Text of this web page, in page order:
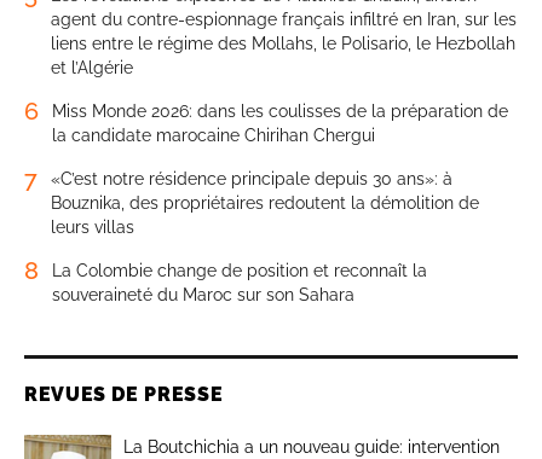
agent du contre-espionnage français infiltré en Iran, sur les
liens entre le régime des Mollahs, le Polisario, le Hezbollah
et l’Algérie
6
Miss Monde 2026: dans les coulisses de la préparation de
la candidate marocaine Chirihan Chergui
7
«C’est notre résidence principale depuis 30 ans»: à
Bouznika, des propriétaires redoutent la démolition de
leurs villas
8
La Colombie change de position et reconnaît la
souveraineté du Maroc sur son Sahara
REVUES DE PRESSE
La Boutchichia a un nouveau guide: intervention